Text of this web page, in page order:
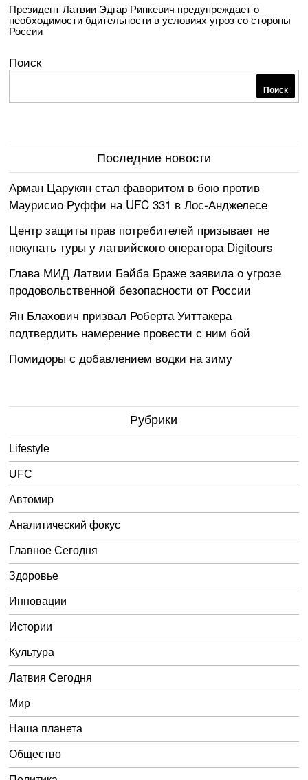
Президент Латвии Эдгар Ринкевич предупреждает о
необходимости бдительности в условиях угроз со стороны
России
Поиск
Поиск
Последние новости
Арман Царукян стал фаворитом в бою против
Маурисио Руффи на UFC 331 в Лос-Анджелесе
Центр защиты прав потребителей призывает не
покупать туры у латвийского оператора Digitours
Глава МИД Латвии Байба Браже заявила о угрозе
продовольственной безопасности от России
Ян Блахович призвал Роберта Уиттакера
подтвердить намерение провести с ним бой
Помидоры с добавлением водки на зиму
Рубрики
Lifestyle
UFC
Автомир
Аналитический фокус
Главное Сегодня
Здоровье
Инновации
Истории
Культура
Латвия Сегодня
Мир
Наша планета
Общество